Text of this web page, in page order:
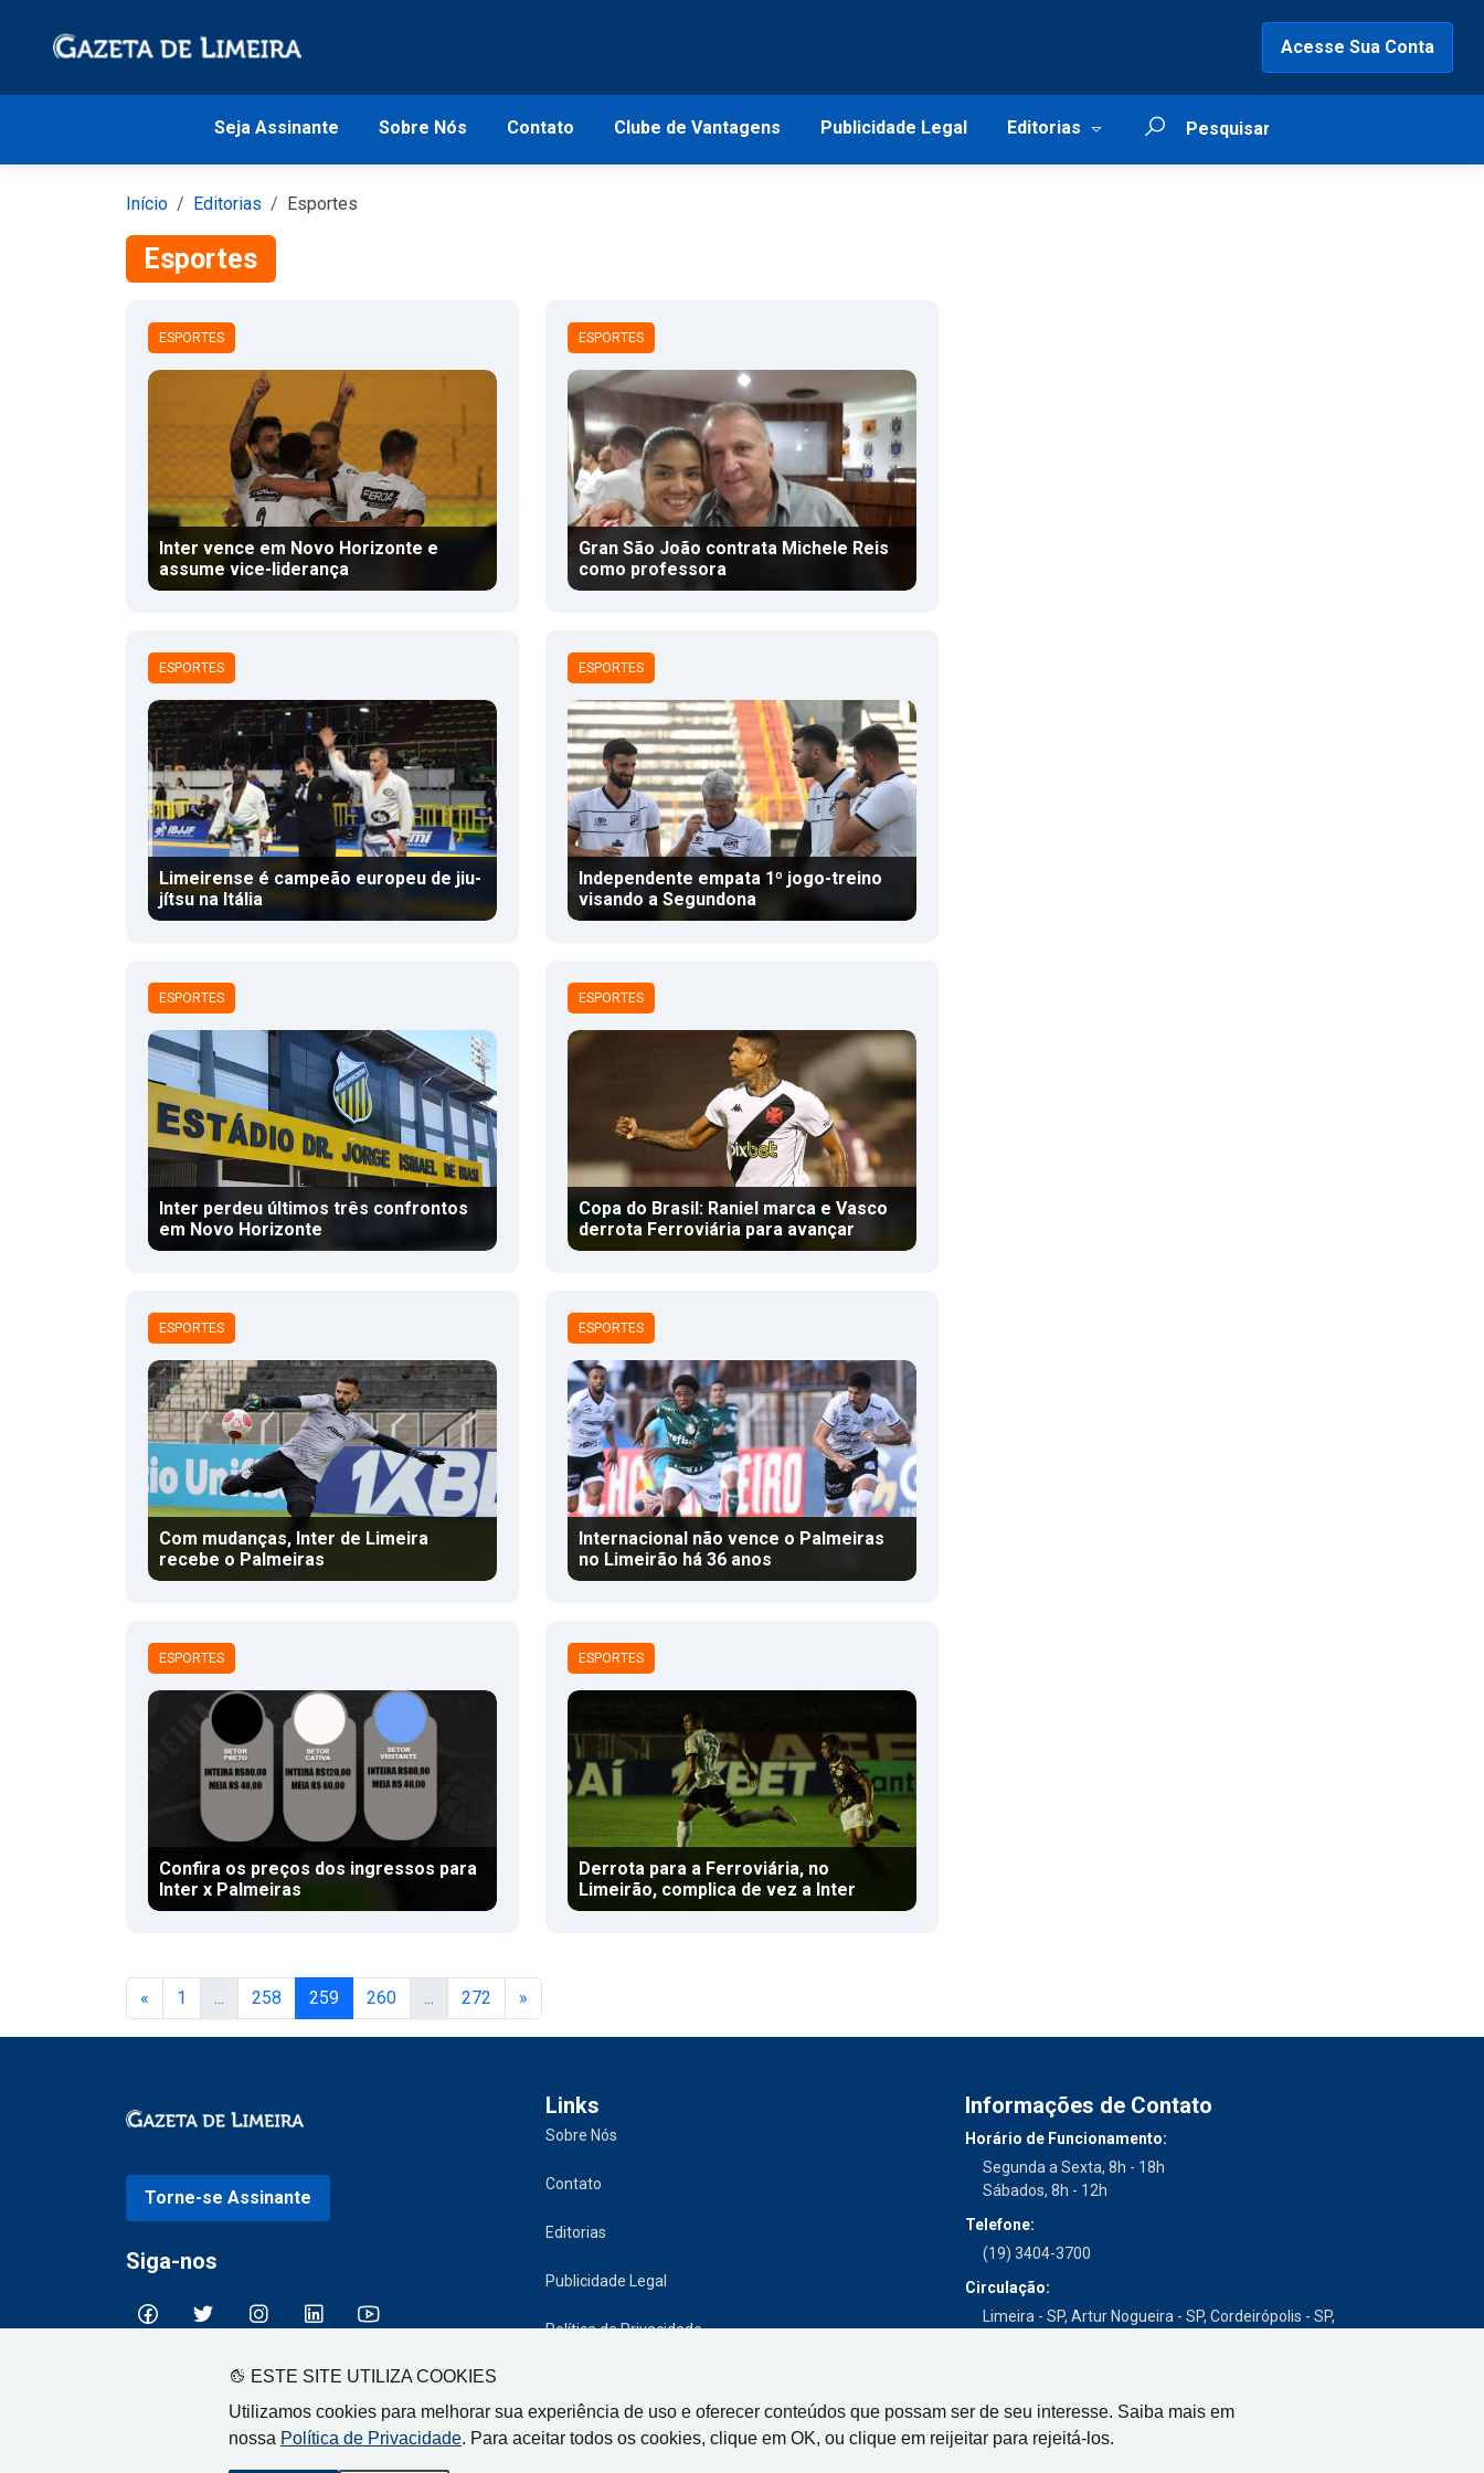
ESTE SITE UTILIZA COOKIES
Utilizamos cookies para melhorar sua experiência de uso e oferecer conteúdos que possam ser de seu interesse. Saiba mais em
nossa Política de Privacidade. Para aceitar todos os cookies, clique em OK, ou clique em reijeitar para rejeitá-los.
Acesse Sua Conta
Seja Assinante Sobre Nós Contato Clube de Vantagens Publicidade Legal Editorias
Início Editorias Esportes
Esportes
ESPORTES
Inter vence em Novo Horizonte e
assume vice-liderança
ESPORTES
Gran São João contrata Michele Reis
como professora
ESPORTES
Limeirense é campeão europeu de jiu-
jítsu na Itália
ESPORTES
Independente empata 1º jogo-treino
visando a Segundona
ESPORTES
Inter perdeu últimos três confrontos
em Novo Horizonte
ESPORTES
Copa do Brasil: Raniel marca e Vasco
derrota Ferroviária para avançar
ESPORTES
Com mudanças, Inter de Limeira
recebe o Palmeiras
ESPORTES
Internacional não vence o Palmeiras
no Limeirão há 36 anos
ESPORTES
Confira os preços dos ingressos para
Inter x Palmeiras
ESPORTES
Derrota para a Ferroviária, no
Limeirão, complica de vez a Inter
« 1 258 259 260 272 »
Torne-se Assinante
Siga-nos
Links
Sobre Nós
Contato
Editorias
Publicidade Legal
Política de Privacidade
Informações de Contato
Horário de Funcionamento:
Segunda a Sexta, 8h - 18h
Sábados, 8h - 12h
Telefone:
(19) 3404-3700
Circulação:
Limeira - SP, Artur Nogueira - SP, Cordeirópolis - SP,